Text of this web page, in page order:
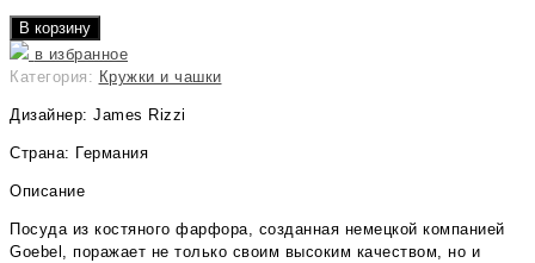
В корзину
в избранное
Категория: Кружки и чашки
Дизайнер: James Rizzi
Страна: Германия
Описание
Посуда из костяного фарфора, созданная немецкой компанией
Goebel, поражает не только своим высоким качеством, но и